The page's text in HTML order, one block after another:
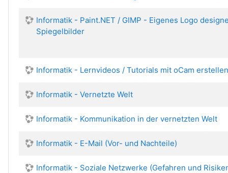
Informatik - Paint.NET / GIMP - Eigenes Logo
Spiegelbilder
Informatik - Lernvideos / Tutorials mit oCam erstellen
Informatik - Vernetzte Welt
Informatik - Kommunikation in der vernetzten Welt
Informatik - E-Mail (Vor- und Nachteile)
Informatik - Soziale Netzwerke (Gefahren und